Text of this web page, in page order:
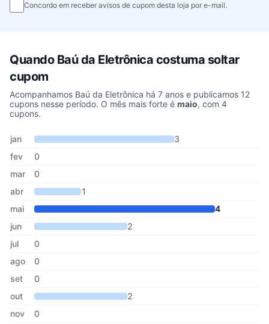
Concordo em receber avisos de cupom desta loja por e-mail.
Quando Baú da Eletrônica costuma soltar
cupom
Acompanhamos Baú da Eletrônica há 7 anos e publicamos 12
cupons nesse período. O mês mais forte é maio, com 4
cupons.
Cupons de Baú da Eletrônica publicados por mês, somando os
Mês Cupons publicadosDesconto médio
jan
3
fev
0
mar
0
abr
1
mai
4
jun
2
jul
0
ago
0
set
0
out
2
nov
0